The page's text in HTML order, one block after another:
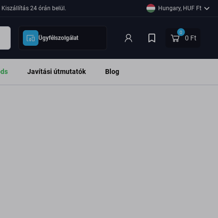
24 órán belül. Hungary, HUF Ft
Ügyfélszolgálat
0
0 Ft
Javítási útmutatók Blog